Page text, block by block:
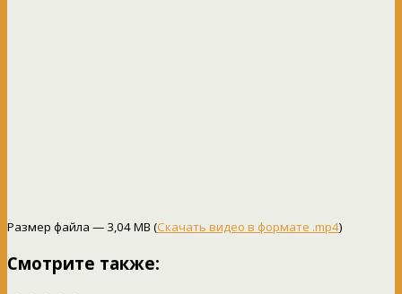
Размер файла — 3,04 MB (Скачать видео в формате .mp4)
Смотрите также: